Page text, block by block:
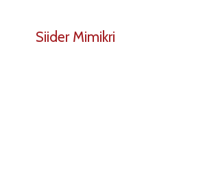
Siider Mimikri